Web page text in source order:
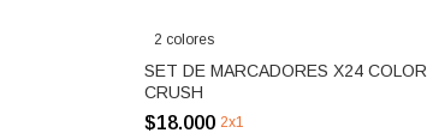
2 colores
SET DE MARCADORES X24 COLOR
CRUSH
$18.0002x1